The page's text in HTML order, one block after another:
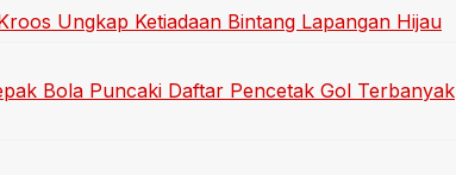
Ungkap Ketiadaan Bintang Lapangan Hijau
Bola Puncaki Daftar Pencetak Gol Terbanyak